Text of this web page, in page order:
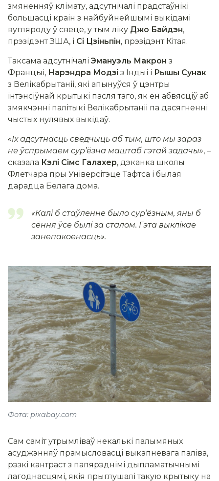
змяненняў клімату, адсутнічалі прадстаўнікі
большасці краін з найбуйнейшымі выкідамі
вугляроду ў свеце, у тым ліку Джо Байдэн,
прэзідэнт ЗША, і Сі Цзіньпін, прэзідэнт Кітая.
Таксама адсутнічалі Эмануэль Макрон з
Францыі, Нарэндра Модзі з Індыі і Рышы Сунак
з Велікабрытаніі, які апынуўся ў цэнтры
інтэнсіўнай крытыкі пасля таго, як ён абвясціў аб
змякчэнні палітыкі Велікабрытаніі па дасягненні
чыстых нулявых выкідаў.
«Іх адсутнасць сведчыць аб тым, што мы зараз
не ўспрымаем сур’ёзна маштаб гэтай задачы», –
сказала Кэлі Сімс Галахер, дэканка школы
Флетчара пры Універсітэце Тафтса і былая
дарадца Белага дома.
«Калі б стаўленне было сур’ёзным, яны б
сёння ўсе былі за сталом. Гэта выклікае
занепакоенасць».
Фота: pixabay.com
Сам саміт утрымліваў некалькі палымяных
асуджэнняў прамысловасці выкапнёвага паліва,
рэзкі кантраст з папярэднімі дыпламатычнымі
лагоднасцямі, якія прыглушалі такую крытыку на